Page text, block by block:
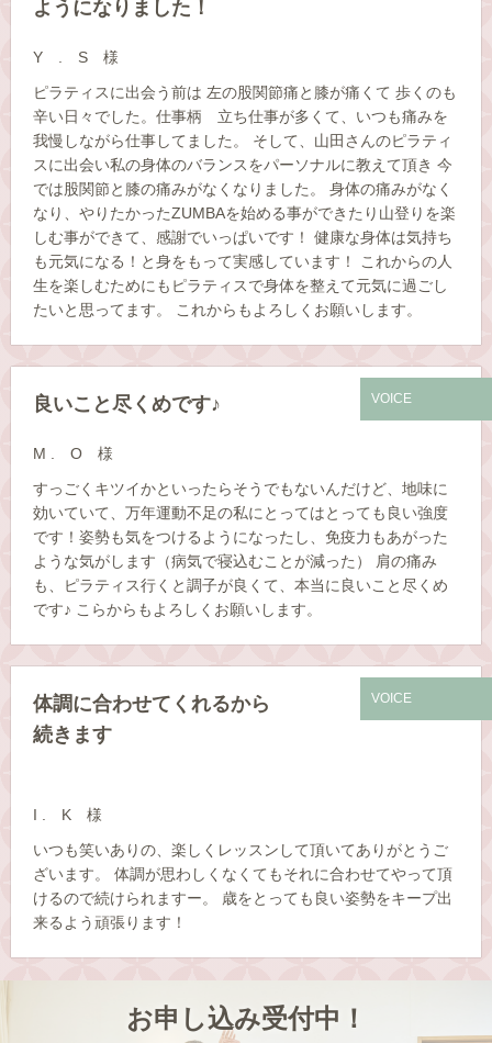
ようになりました！
Y . S 様
ピラティスに出会う前は 左の股関節痛と膝が痛くて 歩くのも
辛い日々でした。仕事柄 立ち仕事が多くて、いつも痛みを
我慢しながら仕事してました。 そして、山田さんのピラティ
スに出会い私の身体のバランスをパーソナルに教えて頂き 今
では股関節と膝の痛みがなくなりました。 身体の痛みがなく
なり、やりたかったZUMBAを始める事ができたり山登りを楽
しむ事ができて、感謝でいっぱいです！ 健康な身体は気持ち
も元気になる！と身をもって実感しています！ これからの人
生を楽しむためにもピラティスで身体を整えて元気に過ごし
たいと思ってます。 これからもよろしくお願いします。
良いこと尽くめです♪
M . O 様
すっごくキツイかといったらそうでもないんだけど、地味に
効いていて、万年運動不足の私にとってはとっても良い強度
です！姿勢も気をつけるようになったし、免疫力もあがった
ような気がします（病気で寝込むことが減った） 肩の痛み
も、ピラティス行くと調子が良くて、本当に良いこと尽くめ
です♪ こらからもよろしくお願いします。
VOICE
体調に合わせてくれるから
続きます
I . K 様
いつも笑いありの、楽しくレッスンして頂いてありがとうご
ざいます。 体調が思わしくなくてもそれに合わせてやって頂
けるので続けられますー。 歳をとっても良い姿勢をキープ出
来るよう頑張ります！
VOICE
お申し込み受付中！